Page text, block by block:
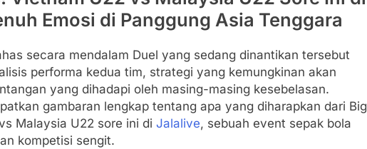
Emosi di Panggung Asia Tenggara
secara mendalam Duel yang sedang dinantikan tersebut
performa kedua tim, strategi yang kemungkinan akan
yang dihadapi oleh masing-masing kesebelasan.
gambaran lengkap tentang apa yang diharapkan dari Big
Malaysia U22 sore ini di Jalalive, sebuah event sepak bola
kompetisi sengit.